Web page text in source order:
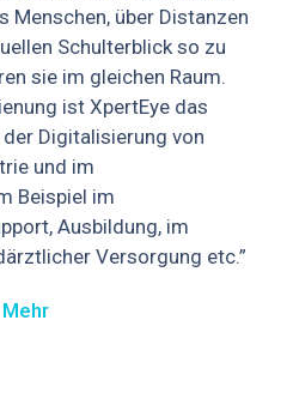
Menschen, über Distanzen
Schulterblick so zu
sie im gleichen Raum.
ist XpertEye das
Digitalisierung von
und im
Beispiel im
Ausbildung, im
Versorgung etc.”
Mehr